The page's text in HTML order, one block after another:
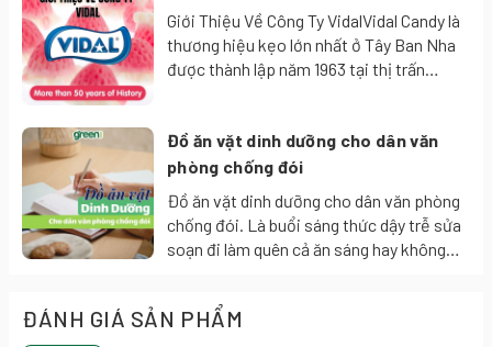
sáng tạo mới lạ, bé vừa ăn vừa ngẫu hững
tạo ra những hình ảnh ngộ nghĩnh đáng
yêu.
Giới Thiệu Về Công Ty VidalVidal Candy là
thương hiệu kẹo lớn nhất ở Tây Ban Nha
được thành lập năm 1963 tại thị trấn
bong bóng chứa đầy chất lỏng và kẹo dẻo
trái cây.
Đồ ăn vặt dinh dưỡng cho dân văn
phòng chống đói
Đồ ăn vặt dinh dưỡng cho dân văn phòng
chống đói. Là buổi sáng thức dậy trễ sửa
soạn đi làm quên cả ăn sáng hay không
có một bữa ăn sáng tạm thời với mấy
ĐÁNH GIÁ SẢN PHẨM